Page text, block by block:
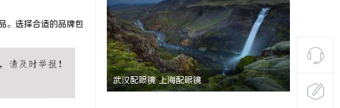
。选择合适的品牌包
镜 武汉配眼镜 上海配眼镜 深度解析
业标杆平台